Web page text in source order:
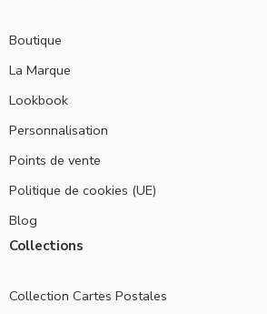
Boutique
La Marque
Lookbook
Personnalisation
Points de vente
Politique de cookies (UE)
Blog
Collections
Collection Cartes Postales